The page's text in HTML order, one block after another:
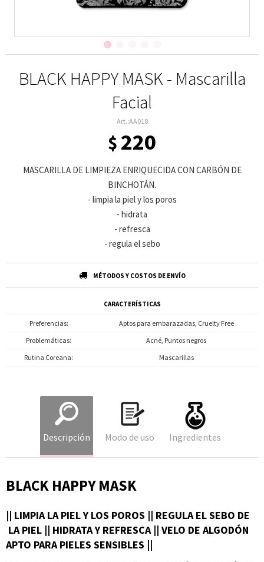
BLACK HAPPY MASK - Mascarilla
Facial
AA018
$ 220
MASCARILLA DE LIMPIEZA ENRIQUECIDA CON CARBÓN DE
BINCHOTÁN.
- limpia la piel y los poros
- hidrata
- refresca
- regula el sebo
MÉTODOS Y COSTOS DE ENVÍO
CARACTERÍSTICAS
Preferencias
Aptos para embarazadas, Cruelty Free
Problemáticas
Acné, Puntos negros
Rutina Coreana
Mascarillas
Descripción Modo de uso Ingredientes
BLACK HAPPY MASK
|| LIMPIA LA PIEL Y LOS POROS || REGULA EL SEBO DE
LA PIEL || HIDRATA Y REFRESCA || VELO DE ALGODÓN
APTO PARA PIELES SENSIBLES ||